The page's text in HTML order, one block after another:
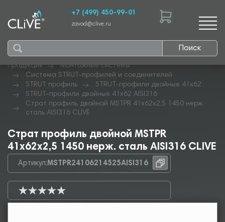
Поиск
+7 (499) 450-99-01
zavod@clive.ru
Продукция
Монтажные системы
Система STRUT-профилей и соединителей
STRUT профиль
STRUT-профили двойные 41х62
STRUT-профили двойные 41х62 AISI316
Страт профиль двойной MSTPR 41х62х2,5 1450 нерж.
сталь AISI316 CLIVE
Страт профиль двойной MSTPR
41х62х2,5 1450 нерж. сталь AISI316 CLIVE
Артикул:MSTPR24106214525AISI316